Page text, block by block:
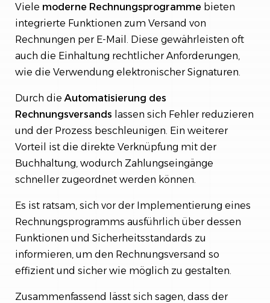
Viele moderne Rechnungsprogramme bieten
integrierte Funktionen zum Versand von
Rechnungen per E-Mail. Diese gewährleisten oft
auch die Einhaltung rechtlicher Anforderungen,
wie die Verwendung elektronischer Signaturen.
Durch dieAutomatisierung des
Rechnungsversands lassen sich Fehler reduzieren
und der Prozess beschleunigen. Ein weiterer
Vorteil ist die direkte Verknüpfung mit der
Buchhaltung, wodurch Zahlungseingänge
schneller zugeordnet werden können.
Es ist ratsam, sich vor der Implementierung eines
Rechnungsprogramms ausführlich über dessen
Funktionen und Sicherheitsstandards zu
informieren, um den Rechnungsversand so
effizient und sicher wie möglich zu gestalten.
Zusammenfassend lässt sich sagen, dass der